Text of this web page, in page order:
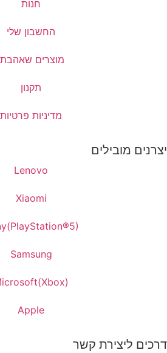
חנות
החשבון שלי
מוצרים
תקנון
מדיניות פרטיות
יצרנים מובילים
Lenovo
Xiaomi
Samsung
Apple
דרכים ליצירת קשר